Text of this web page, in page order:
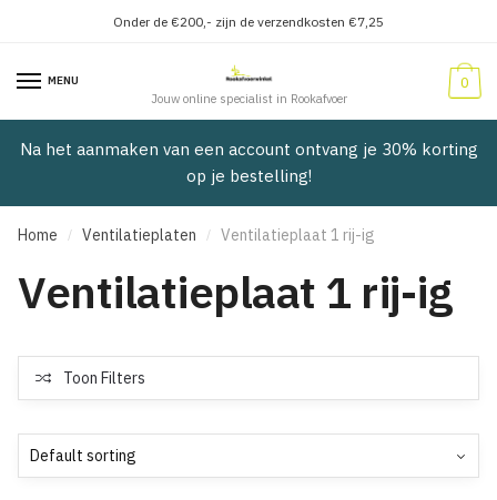
navigatie
inhoud
Onder de €200,- zijn de verzendkosten €7,25
MENU
Jouw online specialist in Rookafvoer
0
Na het aanmaken van een account ontvang je 30% korting
op je bestelling!
Home / Ventilatieplaten / Ventilatieplaat 1 rij-ig
Ventilatieplaat 1 rij-ig
Toon Filters